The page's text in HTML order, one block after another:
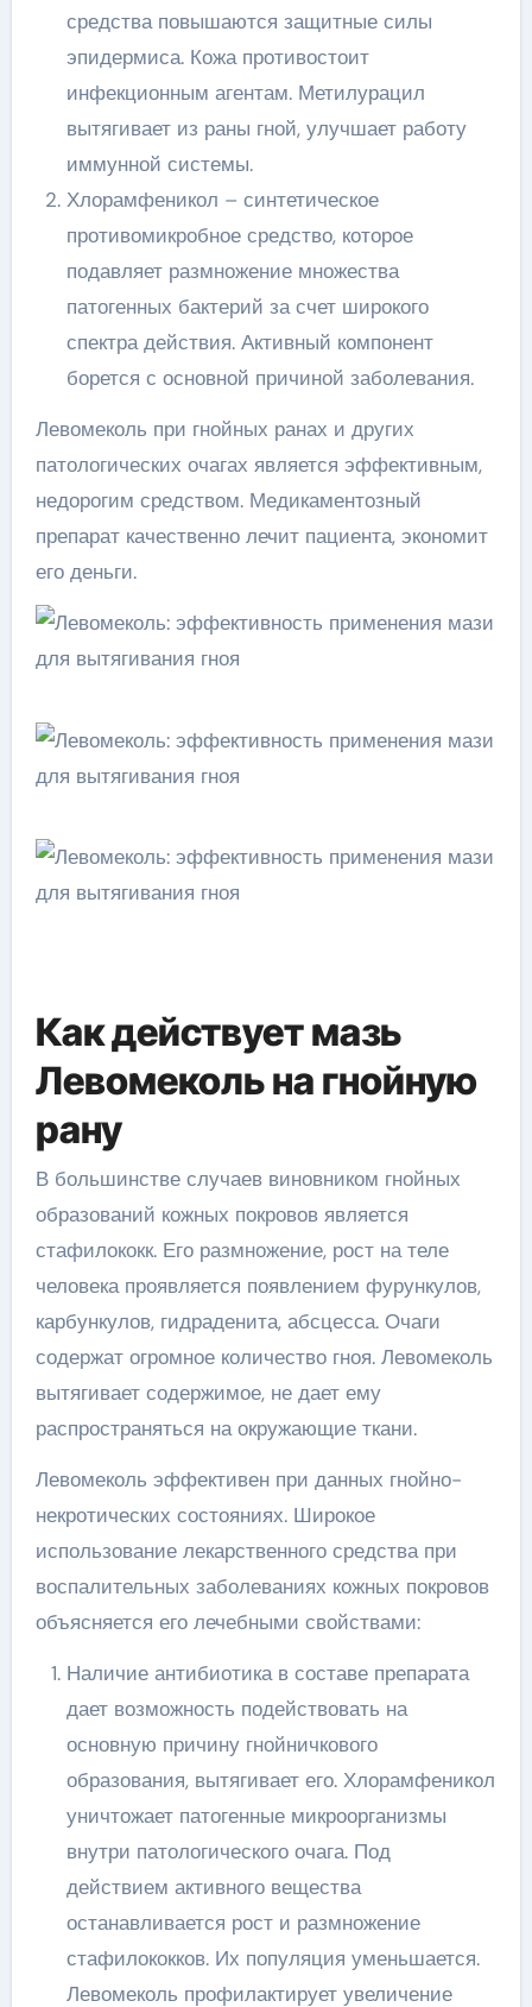
средства повышаются защитные силы
эпидермиса. Кожа противостоит
инфекционным агентам. Метилурацил
вытягивает из раны гной, улучшает работу
иммунной системы.
Хлорамфеникол – синтетическое
противомикробное средство, которое
подавляет размножение множества
патогенных бактерий за счет широкого
спектра действия. Активный компонент
борется с основной причиной заболевания.
Левомеколь при гнойных ранах и других
патологических очагах является эффективным,
недорогим средством. Медикаментозный
препарат качественно лечит пациента, экономит
его деньги.
Как действует мазь
Левомеколь на гнойную
рану
В большинстве случаев виновником гнойных
образований кожных покровов является
стафилококк. Его размножение, рост на теле
человека проявляется появлением фурункулов,
карбункулов, гидраденита, абсцесса. Очаги
содержат огромное количество гноя. Левомеколь
вытягивает содержимое, не дает ему
распространяться на окружающие ткани.
Левомеколь эффективен при данных гнойно-
некротических состояниях. Широкое
использование лекарственного средства при
воспалительных заболеваниях кожных покровов
объясняется его лечебными свойствами:
Наличие антибиотика в составе препарата
дает возможность подействовать на
основную причину гнойничкового
образования, вытягивает его. Хлорамфеникол
уничтожает патогенные микроорганизмы
внутри патологического очага. Под
действием активного вещества
останавливается рост и размножение
стафилококков. Их популяция уменьшается.
Левомеколь профилактирует увеличение